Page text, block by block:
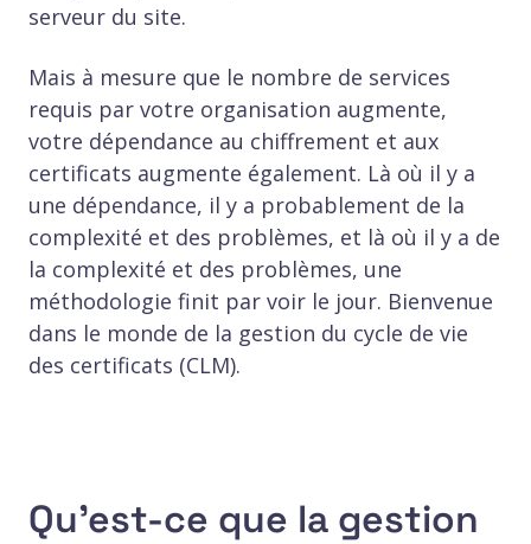
serveur du site.
Mais à mesure que le nombre de services
requis par votre organisation augmente,
votre dépendance au chiffrement et aux
certificats augmente également. Là où il y a
une dépendance, il y a probablement de la
complexité et des problèmes, et là où il y a de
la complexité et des problèmes, une
méthodologie finit par voir le jour. Bienvenue
dans le monde de la gestion du cycle de vie
des certificats (CLM).
Qu'est-ce que la gestion